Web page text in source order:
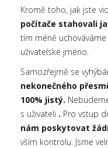
Kromě toho, jak jste
počítače stahovali
tím méně
uživatelské jméno.
Samozřejmě se
nekonečného
100% jistý.
s uživateli . Pro vstup
nám poskytovat
vším kontrolu. Jsme